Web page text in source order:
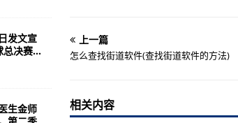
公司每股净资产 流通股为5.17亿
“UFood营养健康食品科技创新评价”工作启动-环球速看:
参数/多媒体设计）
上一篇
怎么查找街道软件(查找街道软件的方法)
相关内容
发文宣
总决赛...
生金师